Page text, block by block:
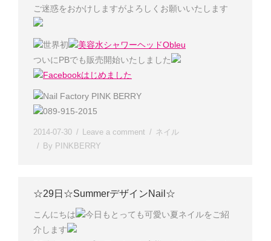
ご迷惑をおかけしますがよろしくお願いいたします
世界初
美容水シャワーヘッドObleu
ついにPBでも販売開始いたしました
Facebookはじめました
Nail Factory PINK BERRY
089-915-2015
2014-07-30 Leave a comment
ネイル
By PINKBERRY
☆29日☆SummerデザインNail☆
こんにちは
今日もとっても可愛い夏ネイルをご紹
介します